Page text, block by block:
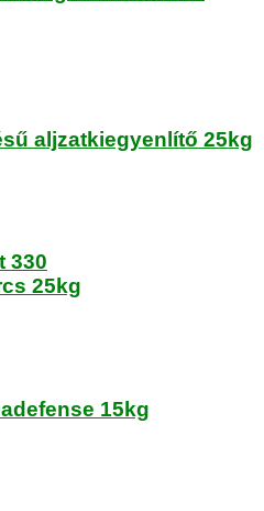
aljzatkiegyenlítő 25kg
330
25kg
15kg